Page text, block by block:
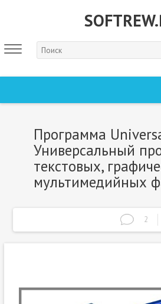
Программа
Универсальный
текстовых,
мультимедийных
2